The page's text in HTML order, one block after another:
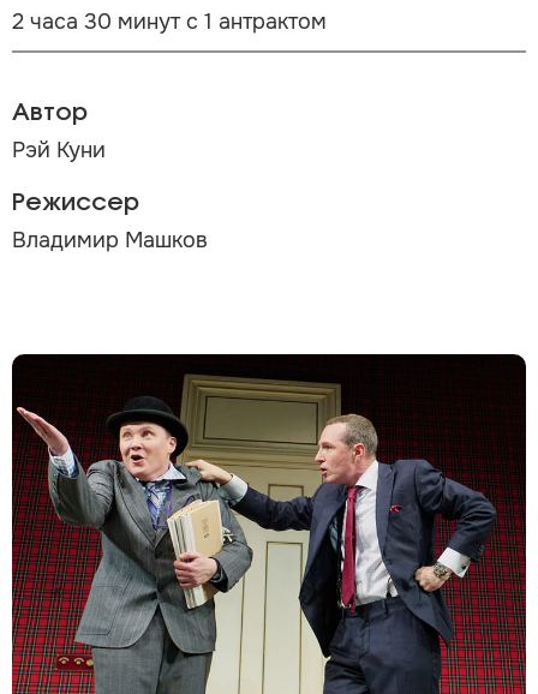
2 часа 30 минут с 1 антрактом
Автор
Рэй Куни
Режиссер
Владимир Машков